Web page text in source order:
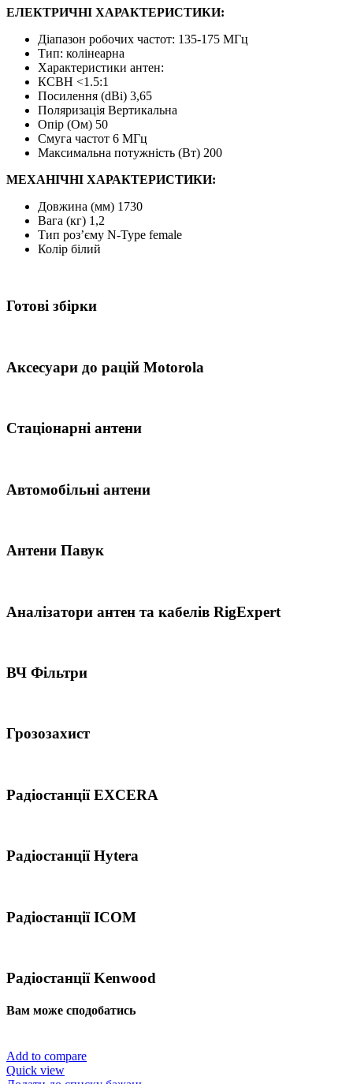
ЕЛЕКТРИЧНІ ХАРАКТЕРИСТИКИ:
Діапазон робочих частот: 135-175 МГц
Тип: колінеарна
Характеристики антен:
КСВН <1.5:1
Посилення (dBі) 3,65
Поляризація Вертикальна
Опір (Ом) 50
Смуга частот 6 МГц
Максимальна потужність (Вт) 200
МЕХАНІЧНІ ХАРАКТЕРИСТИКИ:
Довжина (мм) 1730
Вага (кг) 1,2
Тип роз’єму N-Type female
Колір білий
Готові збірки
Аксесуари до рацій Motorola
Стаціонарні антени
Автомобільні антени
Антени Павук
Аналізатори антен та кабелів RigExpert
ВЧ Фільтри
Грозозахист
Радіостанції EXCERA
Радіостанції Hytera
Радіостанції ICOM
Радіостанції Kenwood
Вам може сподобатись
Add to compare
Quick view